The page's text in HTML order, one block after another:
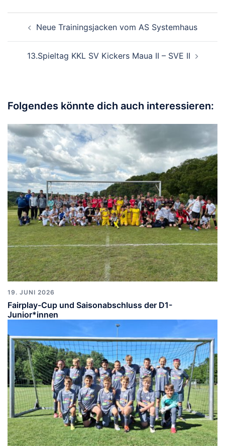
Neue Trainingsjacken vom AS Systemhaus
13.Spieltag KKL SV Kickers Maua II – SVE II
Folgendes könnte dich auch interessieren:
19. JUNI 2026
Fairplay-Cup und Saisonabschluss der D1-
Junior*innen